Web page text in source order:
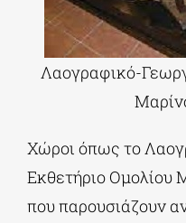
Λαογραφικό-
Χώροι όπως το
Εκθετήριο Ομολίου
που παρουσιάζουν